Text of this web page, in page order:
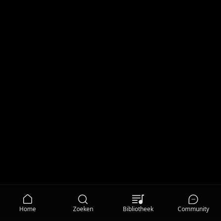
Home Zoeken Bibliotheek Community